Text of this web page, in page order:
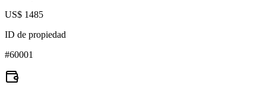
US$ 1485
ID de propiedad
#60001